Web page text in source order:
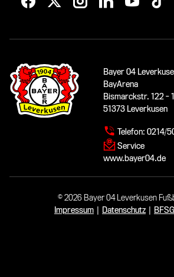
Bayer 04
BayArena
Bismarckstr. 122 -
51373 Leverkusen
Telefon: 0214/
Service
www.bayer04.de
© 2026 Bayer 04 Leverkusen
Impressum
Datenschutz BFSG